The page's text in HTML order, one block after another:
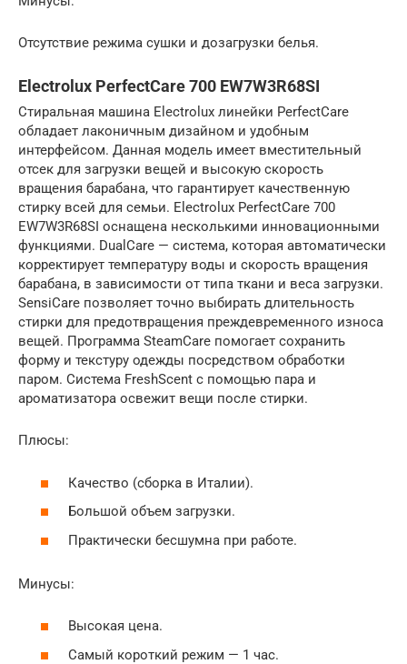
Отсутствие режима сушки и дозагрузки белья.
Electrolux PerfectCare 700 EW7W3R68SI
Стиральная машина Electrolux линейки PerfectCare
обладает лаконичным дизайном и удобным
интерфейсом. Данная модель имеет вместительный
отсек для загрузки вещей и высокую скорость
вращения барабана, что гарантирует качественную
стирку всей для семьи. Electrolux PerfectCare 700
EW7W3R68SI оснащена несколькими инновационными
функциями. DualCare — система, которая автоматически
корректирует температуру воды и скорость вращения
барабана, в зависимости от типа ткани и веса загрузки.
SensiCare позволяет точно выбирать длительность
стирки для предотвращения преждевременного износа
вещей. Программа SteamCare помогает сохранить
форму и текстуру одежды посредством обработки
паром. Система FreshScent с помощью пара и
ароматизатора освежит вещи после стирки.
Плюсы:
Качество (сборка в Италии).
Большой объем загрузки.
Практически бесшумна при работе.
Минусы:
Высокая цена.
Самый короткий режим — 1 час.